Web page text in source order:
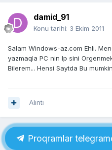
damid_91
Konu tarihi: 3 Ekim 2011
Salam Windows-az.com Ehli.
yazmaqla PC nin Ip sini
Bilerem... Hensi Saytda Bu
Alıntı
Proqramlar